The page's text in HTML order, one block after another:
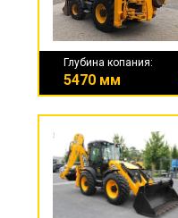
Глубина копания:
5470 мм